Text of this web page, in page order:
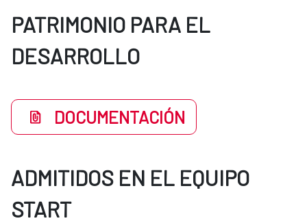
PATRIMONIO PARA EL
DESARROLLO
DOCUMENTACIÓN
ADMITIDOS EN EL EQUIPO
START